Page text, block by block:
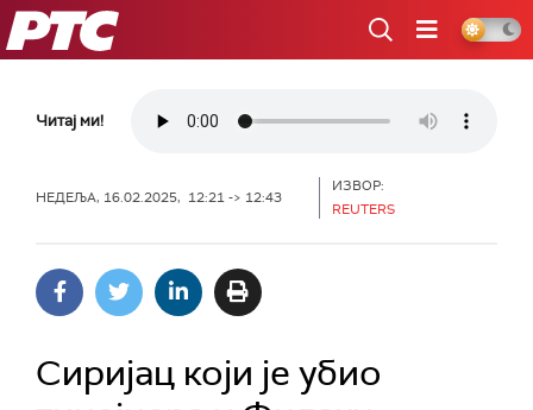
РТС
Читај ми!
НЕДЕЉА, 16.02.2025, 12:21 -> 12:43
ИЗВОР:
REUTERS
Сиријац који је убио